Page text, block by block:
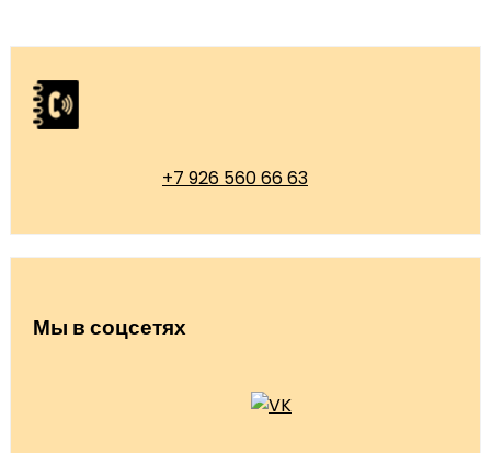
+7 926 560 66 63
Мы в соцсетях